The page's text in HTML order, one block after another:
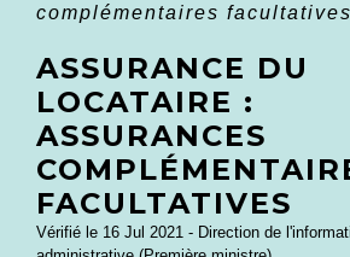
complémentaires facultatives
ASSURANCE DU
LOCATAIRE :
ASSURANCES
FACULTATIVES
Vérifié le 16 Jul 2021 - Direction de